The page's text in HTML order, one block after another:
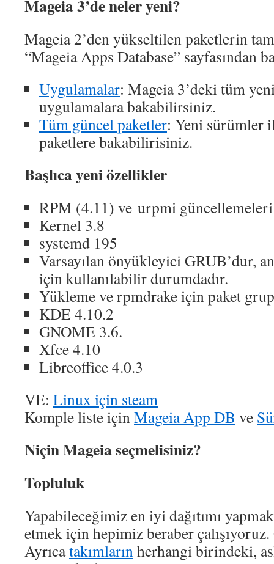
Mageia 3’de neler yeni?
Mageia 2’den yükseltilen paketlerin
“Mageia Apps Database” sayfasından
Uygulamalar: Mageia 3’deki tüm
uygulamalara bakabilirsiniz.
Tüm güncel paketler: Yeni sürümler
paketlere bakabilirisiniz.
Başlıca yeni özellikler
RPM (4.11) ve urpmi güncellemeleri
Kernel 3.8
systemd 195
Varsayılan önyükleyici GRUB’dur,
için kullanılabilir durumdadır.
Yükleme ve rpmdrake için paket
KDE 4.10.2
GNOME 3.6.
Xfce 4.10
Libreoffice 4.0.3
VE: Linux için steam
Komple liste içinMageia App DB ve
Niçin Mageia seçmelisiniz?
Topluluk
Yapabileceğimiz en iyi dağıtımı
etmek için hepimiz beraber
Ayrıcatakımlarınherhangi birindeki,